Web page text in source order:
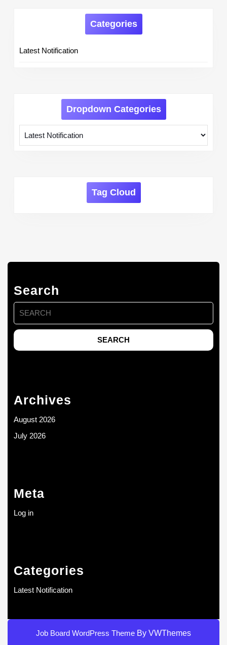
Categories
Latest Notification
Dropdown Categories
Tag Cloud
Search
Search
for:
Archives
August 2026
July 2026
Meta
Log in
Categories
Latest Notification
Job Board WordPress Theme By VWThemes